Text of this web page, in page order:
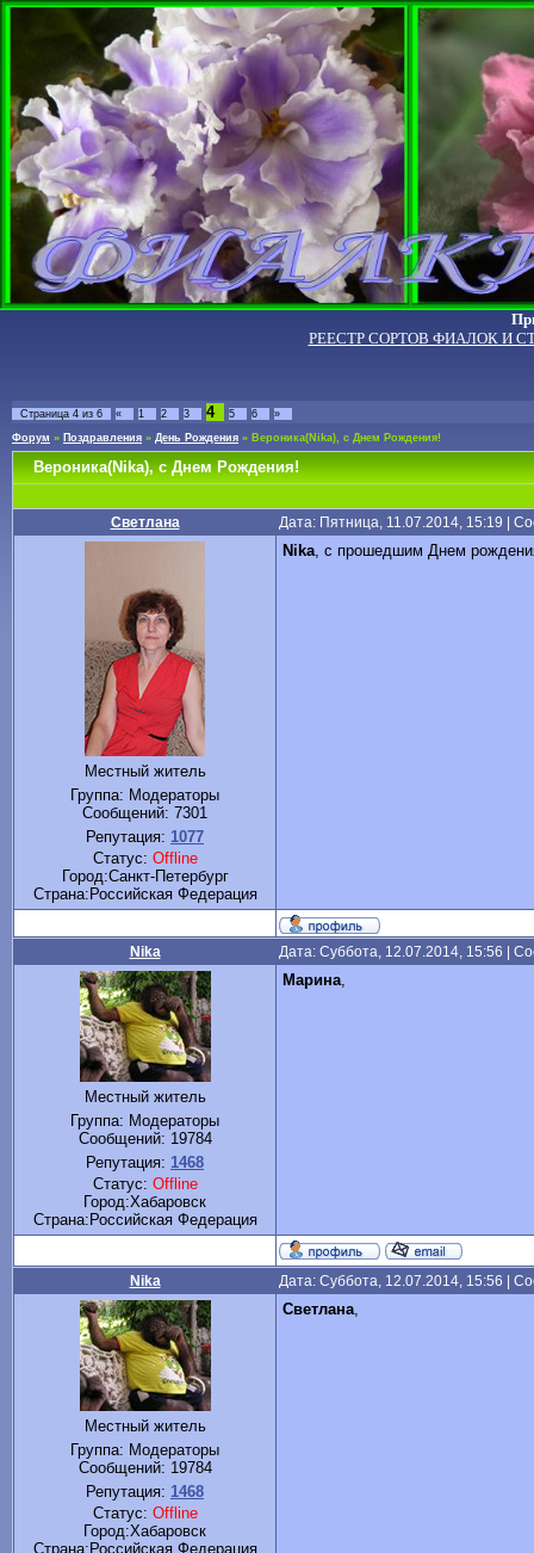
РЕЕСТР СОРТОВ ФИАЛОК И
Страница 4 из 6 « 1 2 3 4 5 6
»
Форум » Поздравления » День Рождения » Вероника(Nika), с Днем Рождения!
Вероника(Nika), с Днем Рождения!
Светлана Дата: Пятница, 11.07.2014, 15:19 |
Местный житель
Группа: Модераторы
Сообщений: 7301
Репутация: 1077
Статус: Offline
Город:Санкт-Петербург
Cтрана:Российская Федерация
Nika, с прошедшим Днем
Nika Дата: Суббота, 12.07.2014, 15:56 |
Местный житель
Группа: Модераторы
Сообщений: 19784
Репутация: 1468
Статус: Offline
Город:Хабаровск
Cтрана:Российская Федерация
Марина,
Nika Дата: Суббота, 12.07.2014, 15:56 |
Местный житель
Группа: Модераторы
Сообщений: 19784
Репутация: 1468
Статус: Offline
Город:Хабаровск
Cтрана:Российская Федерация
Светлана,